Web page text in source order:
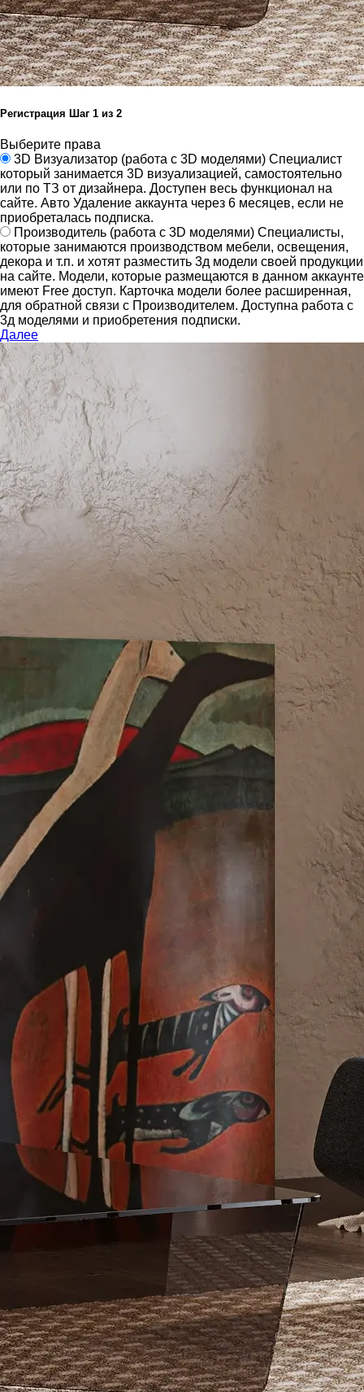
Регистрация Шаг 1 из 2
Выберите права
3D Визуализатор (работа с 3D моделями) Специалист
который занимается 3D визуализацией, самостоятельно
или по ТЗ от дизайнера. Доступен весь функционал на
сайте. Авто Удаление аккаунта через 6 месяцев, если не
приобреталась подписка.
Производитель (работа с 3D моделями) Специалисты,
которые занимаются производством мебели, освещения,
декора и т.п. и хотят разместить 3д модели своей продукции
на сайте. Модели, которые размещаются в данном аккаунте
имеют Free доступ. Карточка модели более расширенная,
для обратной связи с Производителем. Доступна работа с
3д моделями и приобретения подписки.
Далее